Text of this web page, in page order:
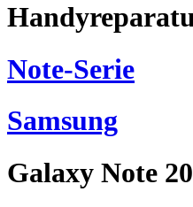
Note-Serie
Samsung
Galaxy Note